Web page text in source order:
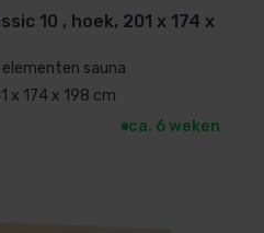
10 , hoek, 201 x 174 x
sauna
x 174 x 198 cm
ca. 6 weken